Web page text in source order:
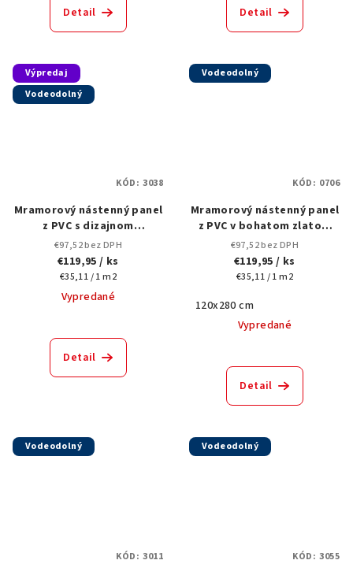
Detail Detail
Výpredaj
Vodeodolný
Mramorový nástenný panel
z PVC s dizajnom
Bookmatch-280x 120 cm
€97,52 bez DPH
€119,95/ ks
Jednotková
cena:
€35,11 / 1 m2
Vypredané
Detail
KÓD: 3038
Vodeodolný
Mramorový nástenný panel
z PVC v bohatom zlatom
odtieni so
štruktúrovaným,
vzorovaným povrchom,
€97,52 bez DPH
€119,95/ ks
Jednotková
€35,11 / 1 m2
120x280 cm
Vypredané
Detail
KÓD: 0706
Vodeodolný
KÓD: 3011
Vodeodolný
KÓD: 3055